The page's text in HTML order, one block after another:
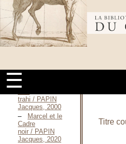
cheval
☰
l’immortel / ORSINI
NATALE Maria,
Juin 2009
Le 6 e
Margouillats,
histoire d’un
Cadre noir ou ...
trahi / PAPIN
Jacques, 2000
Marcel et le
Cadre
noir / PAPIN
Jacques, 2020
Titre